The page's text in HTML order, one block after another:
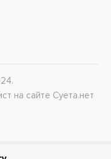
на сайте Суета.нет